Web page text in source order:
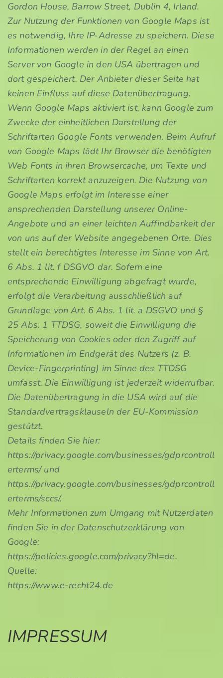
Gordon House, Barrow Street, Dublin 4, Irland.
Zur Nutzung der Funktionen von Google Maps ist
es notwendig, Ihre IP-Adresse zu speichern. Diese
Informationen werden in der Regel an einen
Server von Google in den USA übertragen und
dort gespeichert. Der Anbieter dieser Seite hat
keinen Einfluss auf diese Datenübertragung.
Wenn Google Maps aktiviert ist, kann Google zum
Zwecke der einheitlichen Darstellung der
Schriftarten Google Fonts verwenden. Beim Aufruf
von Google Maps lädt Ihr Browser die benötigten
Web Fonts in ihren Browsercache, um Texte und
Schriftarten korrekt anzuzeigen. Die Nutzung von
Google Maps erfolgt im Interesse einer
ansprechenden Darstellung unserer Online-
Angebote und an einer leichten Auffindbarkeit der
von uns auf der Website angegebenen Orte. Dies
stellt ein berechtigtes Interesse im Sinne von Art.
6 Abs. 1 lit. f DSGVO dar. Sofern eine
entsprechende Einwilligung abgefragt wurde,
erfolgt die Verarbeitung ausschließlich auf
Grundlage von Art. 6 Abs. 1 lit. a DSGVO und §
25 Abs. 1 TTDSG, soweit die Einwilligung die
Speicherung von Cookies oder den Zugriff auf
Informationen im Endgerät des Nutzers (z. B.
Device-Fingerprinting) im Sinne des TTDSG
umfasst. Die Einwilligung ist jederzeit widerrufbar.
Die Datenübertragung in die USA wird auf die
Standardvertragsklauseln der EU-Kommission
gestützt.
Details finden Sie hier:
https://privacy.google.com/businesses/gdprcontroll
erterms/ und
https://privacy.google.com/businesses/gdprcontroll
erterms/sccs/.
Mehr Informationen zum Umgang mit Nutzerdaten
finden Sie in der Datenschutzerklärung von
Google:
https://policies.google.com/privacy?hl=de.
Quelle:
https://www.e-recht24.de
IMPRESSUM